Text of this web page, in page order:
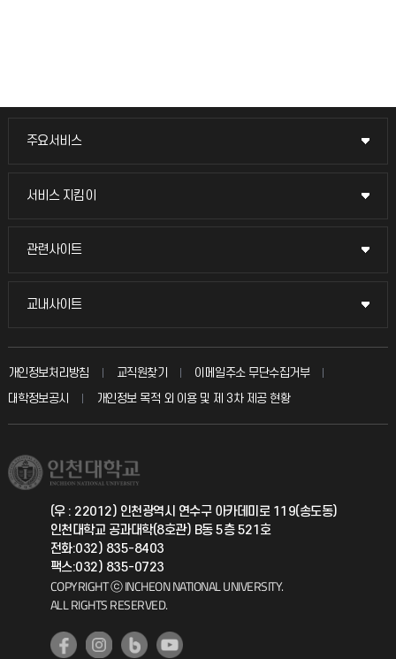
주요서비스
주요서비스
교무회의방송
입학안내
취업정보(학생)
서비스 지킴이
서비스 지킴이
묻고 답하기
칭찬마당
학생서비스 지킴이
관련사이트
관련사이트
국방헬프콜
총동문회
교내사이트
교내사이트
교수회
교육혁신본부
국제지원과
공자아카데미
기초교육원
개인정보처리방침 교직원찾기
이메일주소 무단수집거부
대학정보공시
개인정보 목적 외 이용 및 제 3차 제공 현황
(우 : 22012) 인천광역시 연수구 아카데미로 119(송도동)
인천대학교 공과대학(8호관) B동 5층 521호
전화:032) 835-8403
팩스:032) 835-0723
COPYRIGHT ⓒ INCHEON NATIONAL UNIVERSITY.
ALL RIGHTS RESERVED.